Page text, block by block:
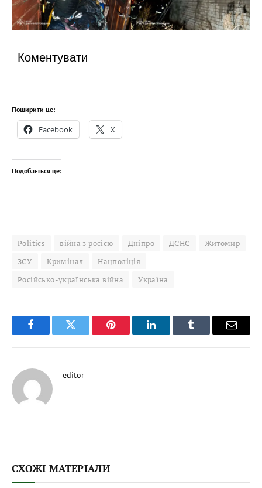
Коментувати
Поширити це:
Facebook X
Подобається це:
Politics війна з росією Дніпро ДСНС
Житомир
ЗСУ
Кримінал
Нацполіція
Російсько-українська війна
Україна
FacebookTwitter Pinterest LinkedInTumblr Email
editor
СХОЖІ МАТЕРІАЛИ